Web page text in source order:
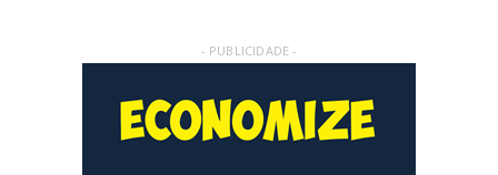
- PUBLICIDADE -